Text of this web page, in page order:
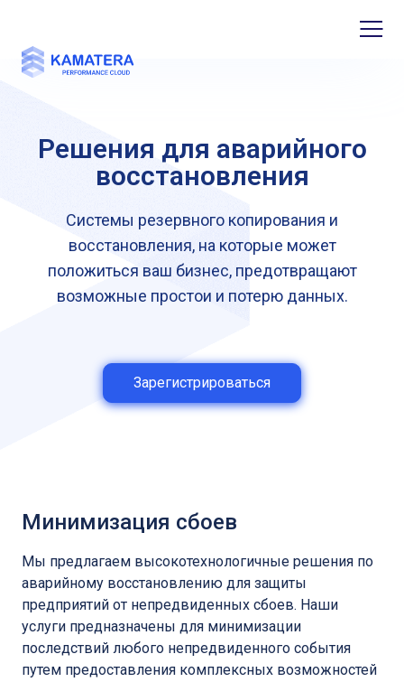
Решения для аварийного
восстановления
Системы резервного копирования и
восстановления, на которые может
положиться ваш бизнес, предотвращают
возможные простои и потерю данных.
Зарегистрироваться
Минимизация сбоев
Мы предлагаем высокотехнологичные решения по
аварийному восстановлению для защиты
предприятий от непредвиденных сбоев. Наши
услуги предназначены для минимизации
последствий любого непредвиденного события
путем предоставления комплексных возможностей